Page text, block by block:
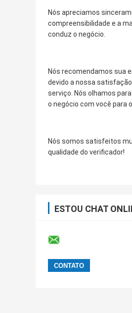
Nós apreciamos
compreensibilidade e a
conduz o negócio.
Nós recomendamos sua
devido a nossa
serviço. Nós olhamos
o negócio com você para
Nós somos satisfeitos
qualidade do verificador!
ESTOU CHAT